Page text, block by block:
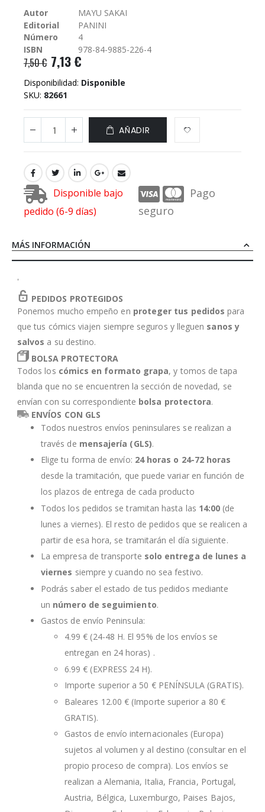
galería
imágenes
Autor
MAYU SAKAI
Editorial
PANINI
Número
4
ISBN
978-84-9885-226-4
7,50 € 7,13 €
Disponibilidad: Disponible
SKU 82661
AÑADIR
Disponible bajo
pedido (6-9 días)
Pago
seguro
MÁS INFORMACIÓN
'
PEDIDOS PROTEGIDOS
Ponemos mucho empeño en proteger tus pedidos para
que tus cómics viajen siempre seguros y lleguen sanos y
salvos a su destino.
BOLSA PROTECTORA
Todos los cómics en formato grapa, y tomos de tapa
blanda que no se encuentren la sección de novedad, se
envían con su correspondiente bolsa protectora.
ENVÍOS CON GLS
Todos nuestros envíos peninsulares se realizan a
través de mensajería (GLS).
Elige tu forma de envío: 24 horas o 24-72 horas
desde la tramitación, que puede variar en función de
los plazos de entrega de cada producto
Todos los pedidos se tramitan hasta las 14:00 (de
lunes a viernes). El resto de pedidos que se realicen a
partir de esa hora, se tramitarán el día siguiente.
La empresa de transporte solo entrega de lunes a
viernes siempre y cuando no sea festivo.
Podrás saber el estado de tus pedidos mediante
un número de seguimiento.
Gastos de envío Peninsula:
4.99 € (24-48 H. El 95% de los envíos se
entregan en 24 horas) .
6.99 € (EXPRESS 24 H).
Importe superior a 50 € PENÍNSULA (GRATIS).
Baleares 12.00 € (Importe superior a 80 €
GRATIS).
Gastos de envío internacionales (Europa)
sujetos al volumen y al destino (consultar en el
propio proceso de compra). Los envíos se
realizan a Alemania, Italia, Francia, Portugal,
Austria, Bélgica, Luxemburgo, Paises Bajos,